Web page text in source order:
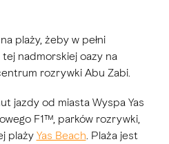
plaży, żeby w pełni
nadmorskiej oazy na
rozrywki Abu Zabi.
jazdy od miasta Wyspa Yas
F1™, parków rozrywki,
plaży Yas Beach. Plaża jest